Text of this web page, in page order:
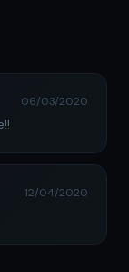
06/03/2020
12/04/2020